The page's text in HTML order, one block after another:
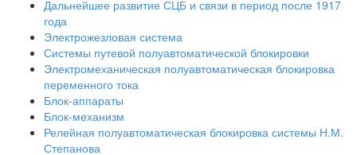
Дальнейшее развитие СЦБ и связи в период после 1917
года
Электрожезловая система
Системы путевой полуавтоматической блокировки
Электромеханическая полуавтоматическая блокировка
переменного тока
Блок-аппараты
Блок-механизм
Релейная полуавтоматическая блокировка системы Н.М.
Степанова